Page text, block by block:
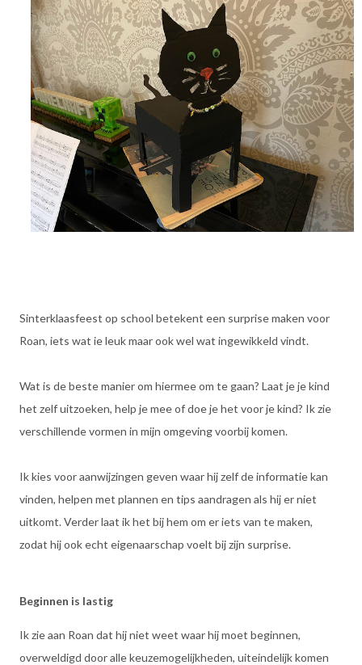
Sinterklaasfeest op school betekent een surprise maken voor
Roan, iets wat ie leuk maar ook wel wat ingewikkeld vindt.
Wat is de beste manier om hiermee om te gaan? Laat je je kind
het zelf uitzoeken, help je mee of doe je het voor je kind? Ik zie
verschillende vormen in mijn omgeving voorbij komen.
Ik kies voor aanwijzingen geven waar hij zelf de informatie kan
vinden, helpen met plannen en tips aandragen als hij er niet
uitkomt. Verder laat ik het bij hem om er iets van te maken,
zodat hij ook echt eigenaarschap voelt bij zijn surprise.
Beginnen is lastig
Ik zie aan Roan dat hij niet weet waar hij moet beginnen,
overweldigd door alle keuzemogelijkheden, uiteindelijk komen